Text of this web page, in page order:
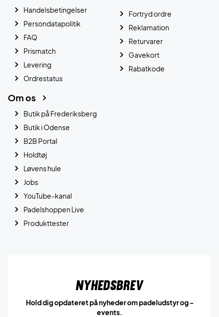
Handelsbetingelser
Persondatapolitik
FAQ
Prismatch
Levering
Ordrestatus
Fortryd ordre
Reklamation
Returvarer
Gavekort
Rabatkode
Om os
Butik på Frederiksberg
Butik i Odense
B2B Portal
Holdtøj
Løvens hule
Jobs
YouTube-kanal
Padelshoppen Live
Produkttester
Nyhedsbrev
Hold dig opdateret på nyheder om padeludstyr og -
events.